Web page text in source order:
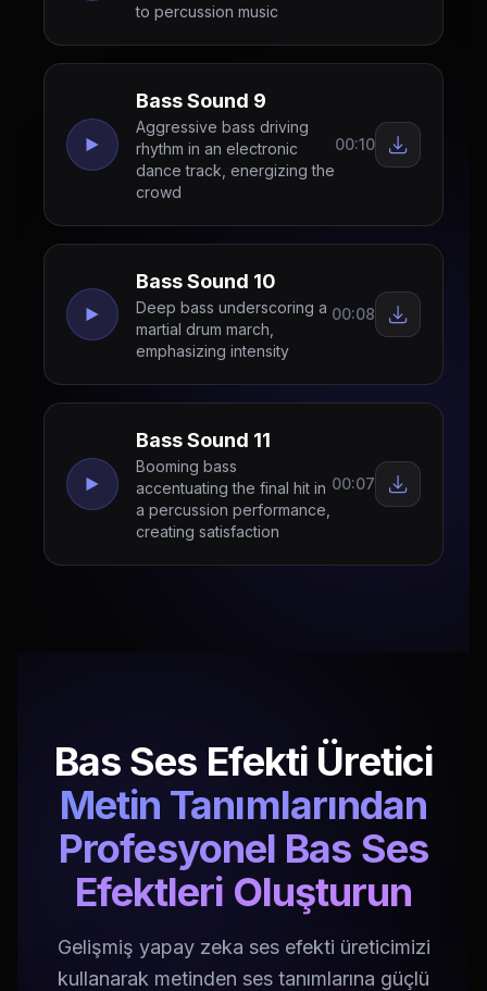
to percussion music
Bass Sound 9
Aggressive bass driving
rhythm in an electronic
dance track, energizing the
crowd
00:10
Bass Sound 10
Deep bass underscoring a
martial drum march,
emphasizing intensity
00:08
Bass Sound 11
Booming bass
accentuating the final hit in
a percussion performance,
creating satisfaction
00:07
Bas Ses Efekti Üretici
Metin Tanımlarından
Profesyonel Bas Ses
Efektleri Oluşturun
Gelişmiş yapay zeka ses efekti üreticimizi
kullanarak metinden ses tanımlarına güçlü